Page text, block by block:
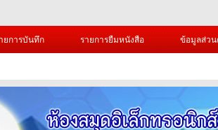
ยการบันทึก รายการยืมหนังสือ ข้อมูลส่ว